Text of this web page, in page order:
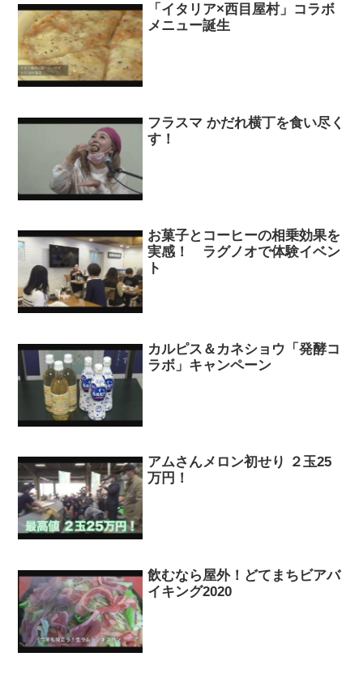
「イタリア×西目屋村」コラボ
メニュー誕生
フラスマ かだれ横丁を食い尽く
す！
お菓子とコーヒーの相乗効果を
実感！ ラグノオで体験イベン
ト
カルピス＆カネショウ「発酵コ
ラボ」キャンペーン
アムさんメロン初せり ２玉25
万円！
飲むなら屋外！どてまちビアバ
イキング2020